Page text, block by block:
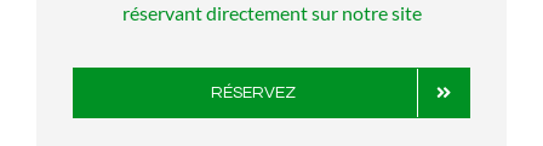
réservant directement sur notre site
RÉSERVEZ